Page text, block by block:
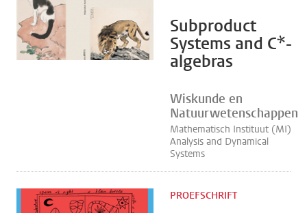
Subproduct
Systems and C*-
algebras
Wiskunde en
Natuurwetenschappen
Mathematisch Instituut (MI)
Analysis and Dynamical
Systems
PROEFSCHRIFT